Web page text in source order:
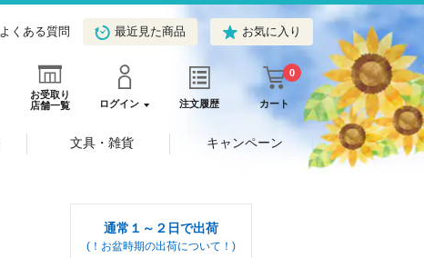
よくある質問 最近見た商品 お気に入り
お受取り
店舗一覧
ログイン 注文履歴 カート
0
文具・雑貨 キャンペーン
通常１～２日で出荷
(！お盆時期の出荷について！)